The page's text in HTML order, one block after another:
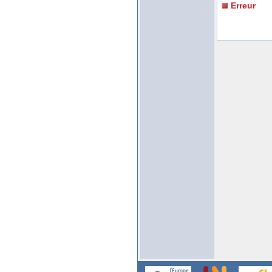
Erreur